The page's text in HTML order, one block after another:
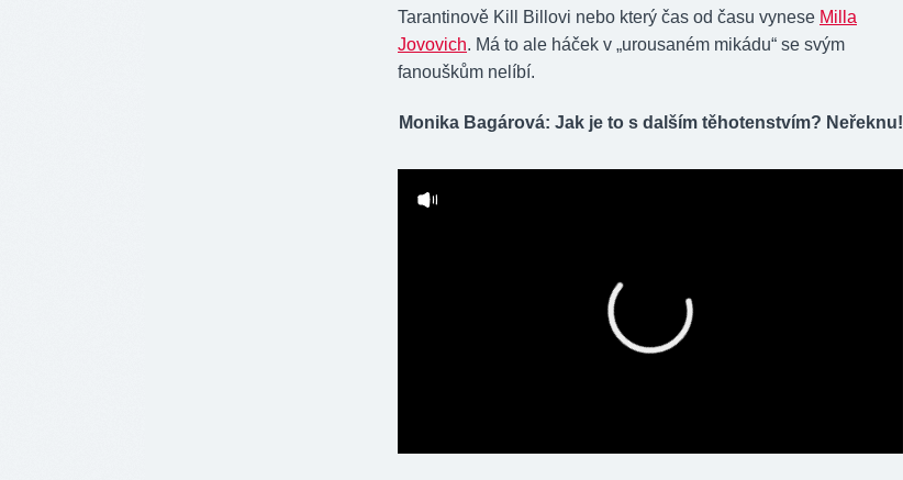
Tarantinově Kill Billovi nebo který čas od času vynese Milla
Jovovich. Má to ale háček v „urousaném mikádu“ se svým
fanouškům nelíbí.
Monika Bagárová: Jak je to s dalším těhotenstvím? Neřeknu!